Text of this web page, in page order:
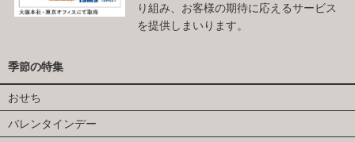
り組み、お客様の期待に応えるサービス
を提供しまいります。
季節の特集
おせち
バレンタインデー